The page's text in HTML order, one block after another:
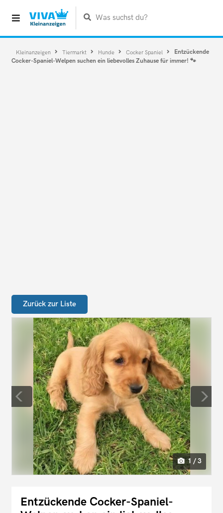
Was suchst du?
Kleinanzeigen Tiermarkt Hunde Cocker Spaniel
Entzückende
Cocker-Spaniel-Welpen suchen ein liebevolles Zuhause für immer! 🐾
Zurück zur Liste
1 / 3
Entzückende Cocker-Spaniel-